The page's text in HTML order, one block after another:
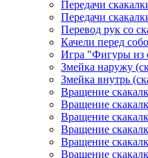
Передачи
Передачи
Перевод рук со
Качели перед
Игра "Фигуры из
Змейка наружу
Змейка внутрь
Вращение
Вращение
Вращение
Вращение
Вращение
Вращение